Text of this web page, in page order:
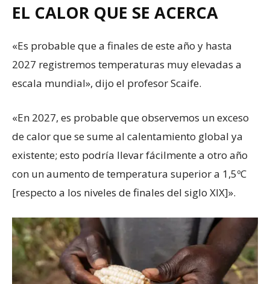
EL CALOR QUE SE ACERCA
«Es probable que a finales de este año y hasta
2027 registremos temperaturas muy elevadas a
escala mundial», dijo el profesor Scaife.
«En 2027, es probable que observemos un exceso
de calor que se sume al calentamiento global ya
existente; esto podría llevar fácilmente a otro año
con un aumento de temperatura superior a 1,5ºC
[respecto a los niveles de finales del siglo XIX]».